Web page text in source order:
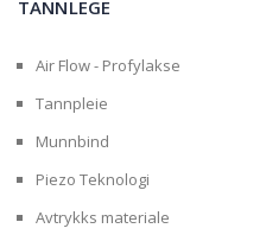
TANNLEGE
Air Flow - Profylakse
Tannpleie
Munnbind
Piezo Teknologi
Avtrykks materiale